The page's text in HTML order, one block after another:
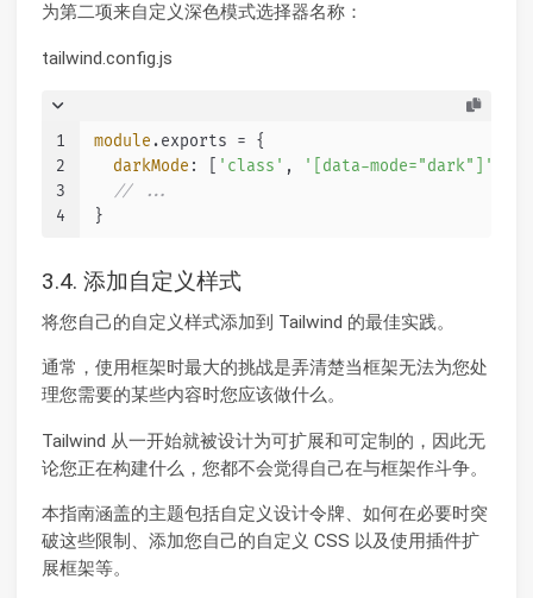
为第二项来自定义深色模式选择器名称：
tailwind.config.js
1
2
3
4
module.exports = {
darkMode : [ 'class' , '[data-mode="dark"]'
// ...
}
3.4. 添加自定义样式
将您自己的自定义样式添加到 Tailwind 的最佳实践。
通常，使用框架时最大的挑战是弄清楚当框架无法为您处
理您需要的某些内容时您应该做什么。
Tailwind 从一开始就被设计为可扩展和可定制的，因此无
论您正在构建什么，您都不会觉得自己在与框架作斗争。
本指南涵盖的主题包括自定义设计令牌、如何在必要时突
破这些限制、添加您自己的自定义 CSS 以及使用插件扩
展框架等。